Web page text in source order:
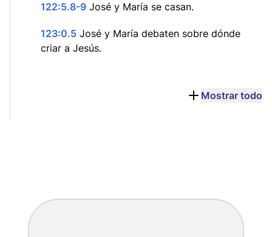
122:5.8-9 José y María se casan.
123:0.5 José y María debaten sobre dónde
criar a Jesús.
Mostrar todo